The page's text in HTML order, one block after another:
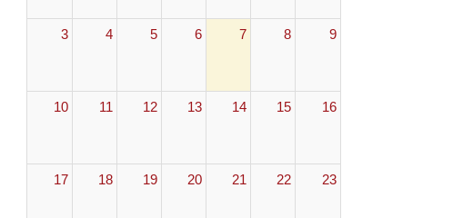
3 4 5 6 7 8 9
10 11 12 13 14 15 16
17 18 19 20 21 22 23